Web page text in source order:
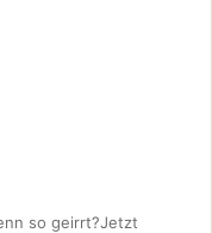
so geirrt?Jetzt